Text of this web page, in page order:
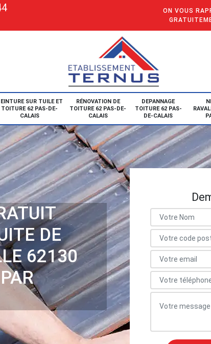
ON VOUS
SUR TUILE ET
TOITURE 62 PAS-DE-
CALAIS
RÉNOVATION DE
TOITURE 62 PAS-DE-
CALAIS
DEPANNAGE
TOITURE 62 PAS-
DE-CALAIS
DE
62130